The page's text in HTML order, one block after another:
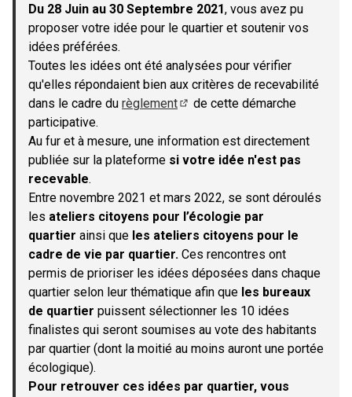
−
Du 28 Juin au 30 Septembre 2021, vous avez pu
proposer votre idée pour le quartier et soutenir vos
idées préférées.
Toutes les idées ont été analysées pour vérifier
qu'elles répondaient bien aux critères de recevabilité
dans le cadre du règlement
de cette démarche
participative.
Au fur et à mesure, une information est directement
publiée sur la plateforme si votre idée n'est pas
recevable.
Entre novembre 2021 et mars 2022, se sont déroulés
les ateliers citoyens pour l’écologie par
quartier ainsi que les ateliers citoyens pour le
cadre de vie par quartier. Ces rencontres ont
permis de prioriser les idées déposées dans chaque
quartier selon leur thématique afin que les bureaux
de quartier puissent sélectionner les 10 idées
finalistes qui seront soumises au vote des habitants
par quartier (dont la moitié au moins auront une portée
écologique).
Pour retrouver ces idées par quartier, vous